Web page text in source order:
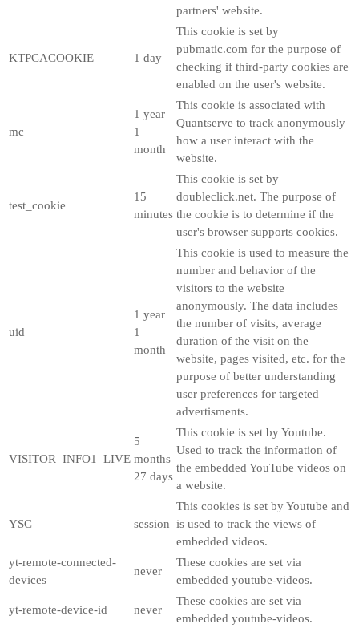
partners' website.
KTPCACOOKIE 1 day
This cookie is set by
pubmatic.com for the purpose of
checking if third-party cookies are
enabled on the user's website.
mc
1 year
1
month
This cookie is associated with
Quantserve to track anonymously
how a user interact with the
website.
test_cookie
15
minutes
This cookie is set by
doubleclick.net. The purpose of
the cookie is to determine if the
user's browser supports cookies.
uid
1 year
1
month
This cookie is used to measure the
number and behavior of the
visitors to the website
anonymously. The data includes
the number of visits, average
duration of the visit on the
website, pages visited, etc. for the
purpose of better understanding
user preferences for targeted
advertisments.
VISITOR_INFO1_LIVE
5
months
27 days
This cookie is set by Youtube.
Used to track the information of
the embedded YouTube videos on
a website.
YSC session
This cookies is set by Youtube and
is used to track the views of
embedded videos.
yt-remote-connected-
devices
never
These cookies are set via
embedded youtube-videos.
yt-remote-device-id never
These cookies are set via
embedded youtube-videos.